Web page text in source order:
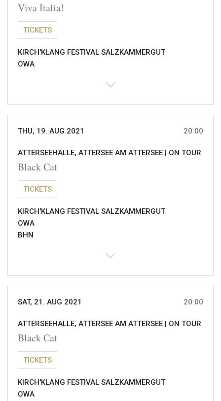
Viva Italia!
TICKETS
KIRCH'KLANG FESTIVAL SALZKAMMERGUT
OWA
THU, 19. AUG 2021 20:00
ATTERSEEHALLE, ATTERSEE AM ATTERSEE | ON TOUR
Black Cat
TICKETS
KIRCH'KLANG FESTIVAL SALZKAMMERGUT
OWA
BHN
SAT, 21. AUG 2021 20:00
ATTERSEEHALLE, ATTERSEE AM ATTERSEE | ON TOUR
Black Cat
TICKETS
KIRCH'KLANG FESTIVAL SALZKAMMERGUT
OWA